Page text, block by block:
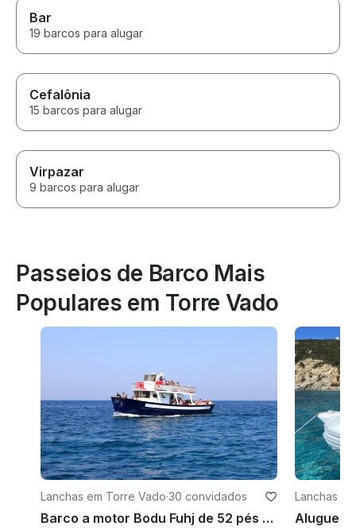
Bar
19 barcos para alugar
Cefalônia
15 barcos para alugar
Virpazar
9 barcos para alugar
Passeios de Barco Mais
Populares em Torre Vado
Lanchas em Torre Vado·30 convidados
Barco a motor Bodu Fuhj de 52 pés para alugar na deslumbrante Itália
Lanchas